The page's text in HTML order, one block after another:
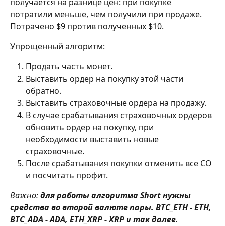
получается на разнице цен: при покупке
потратили меньше, чем получили при продаже.
Потрачено $9 против полученных $10.
Упрощенный алгоритм:
Продать часть монет.
Выставить ордер на покупку этой части
обратно.
Выставить страховочные ордера на продажу.
В случае срабатывания страховочных ордеров
обновить ордер на покупку, при
необходимости выставить новые
страховочные.
После срабатывания покупки отменить все СО
и посчитать профит.
Важно:для работы алгоритма Short нужны
средства во второй валюте пары. BTC_ETH - ETH,
BTC_ADA - ADA, ETH_XRP - XRP и так далее.